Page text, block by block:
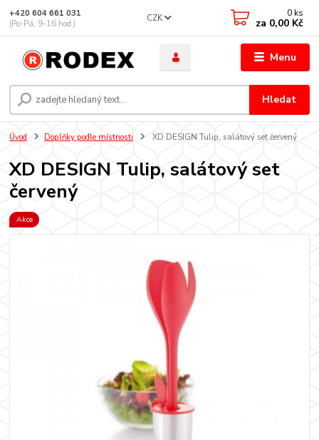
Menu
CZK
Hledat
+420 604 661 031
(Po-Pá, 9-16 hod.)
0 ks
za 0,00 Kč
Úvod Doplňky podle místnosti XD DESIGN Tulip, salátový set červený
XD DESIGN Tulip, salátový set
červený
Akce